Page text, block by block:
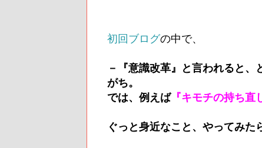
初回ブログの中で、
－『意識改革』と言われると
がち。
では、例えば『キモチの持ち直
ぐっと身近なこと、やってみた